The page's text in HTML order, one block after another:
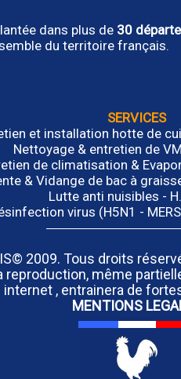
dans plus de 30
du territoire français.
SERVICES
et installation hotte de
Nettoyage & entretien de
de climatisation &
& Vidange de bac à
Lutte anti nuisibles -
virus (H5N1 - MERS
2009. Tous droits
reproduction, même
, entrainera de
MENTIONS